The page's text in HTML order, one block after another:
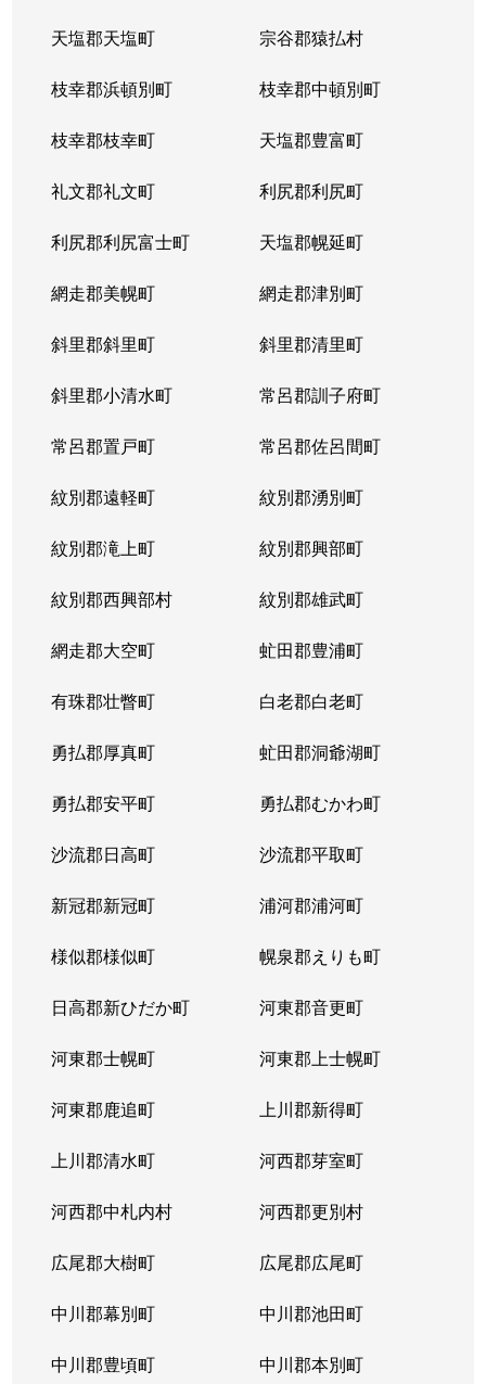
天塩郡天塩町 宗谷郡猿払村
枝幸郡浜頓別町 枝幸郡中頓別町
枝幸郡枝幸町 天塩郡豊富町
礼文郡礼文町 利尻郡利尻町
利尻郡利尻富士町 天塩郡幌延町
網走郡美幌町 網走郡津別町
斜里郡斜里町 斜里郡清里町
斜里郡小清水町 常呂郡訓子府町
常呂郡置戸町 常呂郡佐呂間町
紋別郡遠軽町 紋別郡湧別町
紋別郡滝上町 紋別郡興部町
紋別郡西興部村 紋別郡雄武町
網走郡大空町 虻田郡豊浦町
有珠郡壮瞥町 白老郡白老町
勇払郡厚真町 虻田郡洞爺湖町
勇払郡安平町 勇払郡むかわ町
沙流郡日高町 沙流郡平取町
新冠郡新冠町 浦河郡浦河町
様似郡様似町 幌泉郡えりも町
日高郡新ひだか町 河東郡音更町
河東郡士幌町 河東郡上士幌町
河東郡鹿追町 上川郡新得町
上川郡清水町 河西郡芽室町
河西郡中札内村 河西郡更別村
広尾郡大樹町 広尾郡広尾町
中川郡幕別町 中川郡池田町
中川郡豊頃町 中川郡本別町